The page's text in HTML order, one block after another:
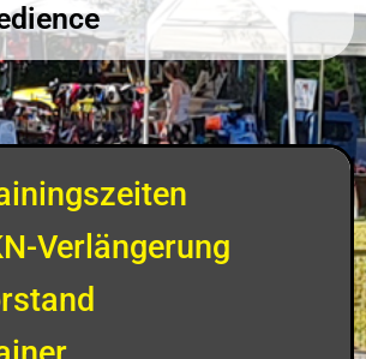
Verlängerung